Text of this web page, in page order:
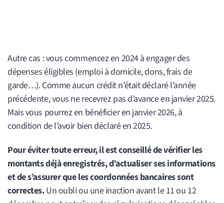
Autre cas : vous commencez en 2024 à engager des
dépenses éligibles (emploi à domicile, dons, frais de
garde…). Comme aucun crédit n’était déclaré l’année
précédente, vous ne recevrez pas d’avance en janvier 2025.
Mais vous pourrez en bénéficier en janvier 2026, à
condition de l’avoir bien déclaré en 2025.
Pour éviter toute erreur, il est conseillé de vérifier les
montants déjà enregistrés, d’actualiser ses informations
et de s’assurer que les coordonnées bancaires sont
correctes.Un oubli ou une inaction avant le 11 ou 12